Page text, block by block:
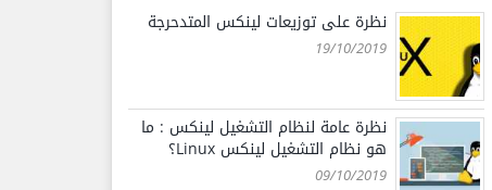
نظرة على توزيعات لينكس المتدحرجة
19/10/2019
نظرة عامة لنظام التشغيل لينكس : ما
هو نظام التشغيل لينكس Linux؟
09/10/2019